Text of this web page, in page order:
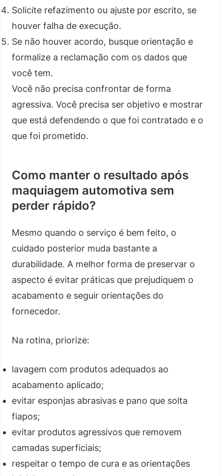
Solicite refazimento ou ajuste por escrito, se
houver falha de execução.
Se não houver acordo, busque orientação e
formalize a reclamação com os dados que
você tem.
Você não precisa confrontar de forma
agressiva. Você precisa ser objetivo e mostrar
que está defendendo o que foi contratado e o
que foi prometido.
Como manter o resultado após
maquiagem automotiva sem
perder rápido?
Mesmo quando o serviço é bem feito, o
cuidado posterior muda bastante a
durabilidade. A melhor forma de preservar o
aspecto é evitar práticas que prejudiquem o
acabamento e seguir orientações do
fornecedor.
Na rotina, priorize:
lavagem com produtos adequados ao
acabamento aplicado;
evitar esponjas abrasivas e pano que solta
fiapos;
evitar produtos agressivos que removem
camadas superficiais;
respeitar o tempo de cura e as orientações